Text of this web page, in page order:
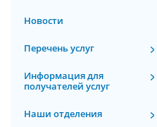
Новости
Перечень услуг
Информация для
получателей услуг
Наши отделения